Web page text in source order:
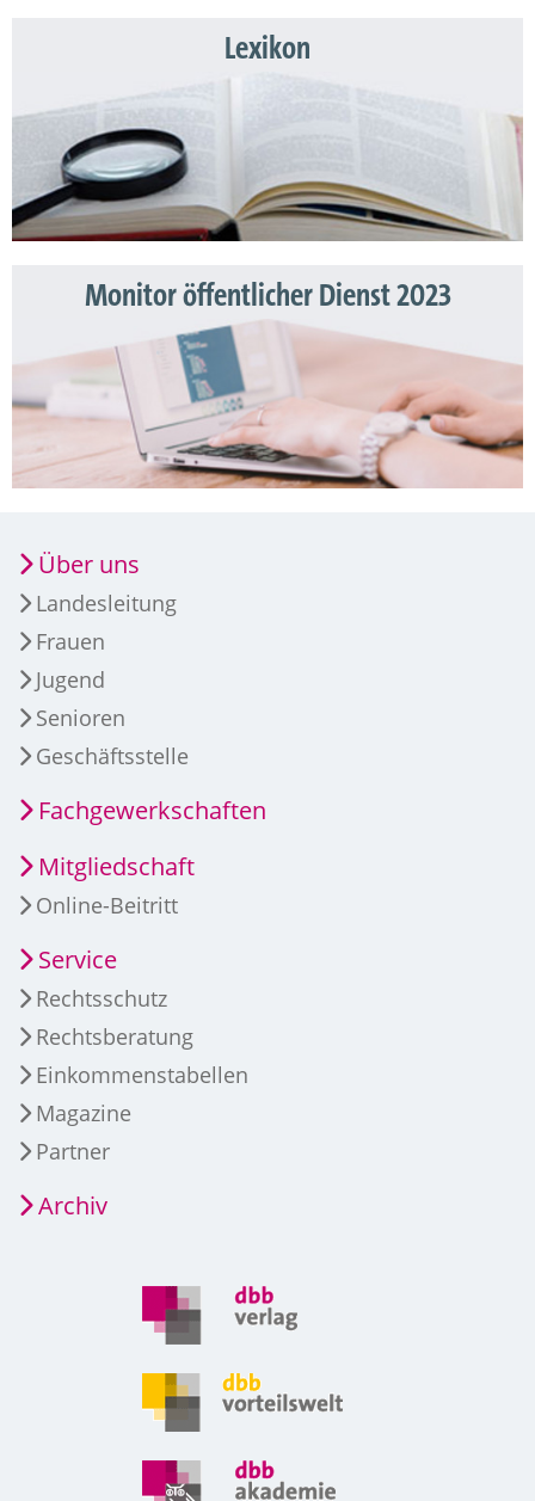
Lexikon
Monitor öffentlicher Dienst 2023
Über uns
Landesleitung
Frauen
Jugend
Senioren
Geschäftsstelle
Fachgewerkschaften
Mitgliedschaft
Online-Beitritt
Service
Rechtsschutz
Rechtsberatung
Einkommenstabellen
Magazine
Partner
Archiv